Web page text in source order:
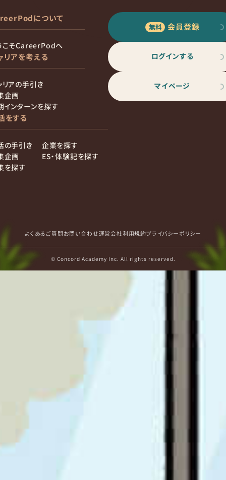
について
こそCareerPodへ
リアを考える
リアの手引き
企画
インターンを探す
をする
の手引き
企画
を探す
企業を探す
ES・体験記を探す
会員登録
ログインする
マイページ
よくあるご質問お問い合わせ運営会社利用規約プライバシーポリシー
© Concord Academy Inc. All rights reserved.